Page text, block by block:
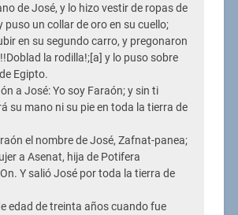
de José, y lo hizo vestir de ropas de
puso un collar de oro en su cuello;
en su segundo carro, y pregonaron
la rodilla!;[a] y lo puso sobre
Egipto.
a José: Yo soy Faraón; y sin ti
su mano ni su pie en toda la tierra de
el nombre de José, Zafnat-panea;
a Asenat, hija de Potifera
Y salió José por toda la tierra de
edad de treinta años cuando fue